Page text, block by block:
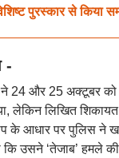
पुरस्कार से किया
-
ने 24 और 25 अक्टूबर
लेकिन लिखित
के आधार पर पुलिस ने
उसने ‘तेजाब’ हमले की